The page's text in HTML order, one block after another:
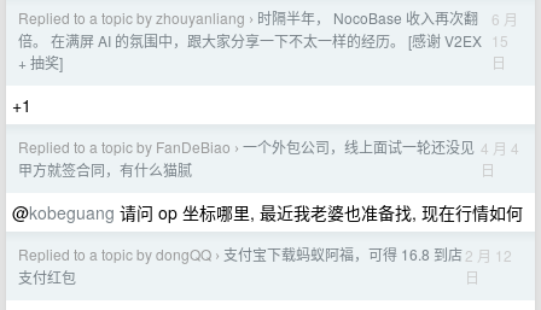
Replied to a topic by zhouyanliang › 时隔半年， NocoBase 收入再次翻
倍。 在满屏 AI 的氛围中，跟大家分享一下不太一样的经历。 [感谢 V2EX
+ 抽奖]
6 月
15
日
+1
Replied to a topic by FanDeBiao › 一个外包公司，线上面试一轮还没见
甲方就签合同，有什么猫腻
4 月 4
日
@kobeguang 请问 op 坐标哪里, 最近我老婆也准备找, 现在行情如何
Replied to a topic by dongQQ › 支付宝下载蚂蚁阿福，可得 16.8 到店
支付红包
2 月 12
日